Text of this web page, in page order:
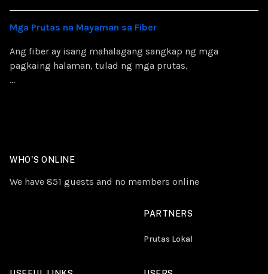
Mga Prutas na Mayaman sa Fiber
Ang fiber ay isang mahalagang sangkap ng mga
pagkaing halaman, tulad ng mga prutas,
...
WHO'S ONLINE
We have 851 guests and no members online
PARTNERS
Prutas Lokal